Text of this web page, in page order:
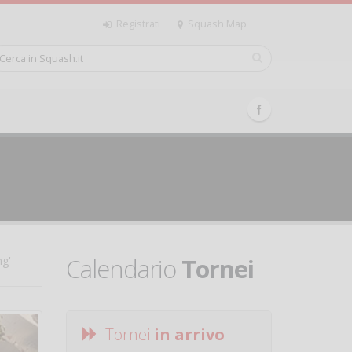
Registrati Squash Map
CalendarioTornei
Tornei in arrivo